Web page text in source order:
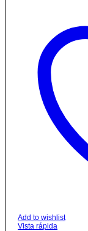
Add to wishlist
Vista rápida